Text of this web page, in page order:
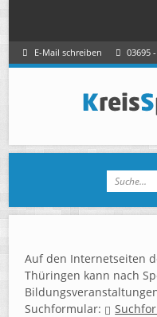
E-Mail schreiben 03695
Auf den Internetseiten
Thüringen kann nach
Suchformular: